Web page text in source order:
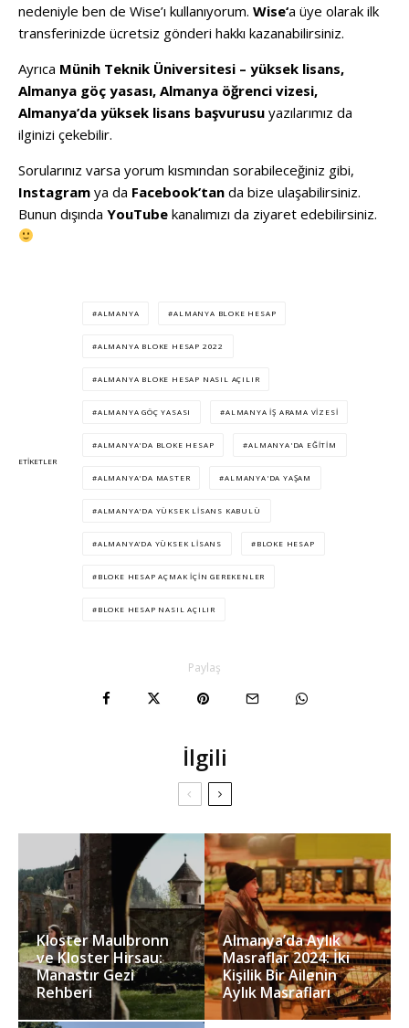
nedeniyle ben de Wise’ı kullanıyorum. Wise‘a üye olarak ilk
transferinizde ücretsiz gönderi hakkı kazanabilirsiniz.
Ayrıca Münih Teknik Üniversitesi – yüksek lisans,
Almanya göç yasası, Almanya öğrenci vizesi,
Almanya’da yüksek lisans başvurusu yazılarımız da
ilginizi çekebilir.
Sorularınız varsa yorum kısmından sorabileceğiniz gibi,
Instagram ya da Facebook’tan da bize ulaşabilirsiniz.
Bunun dışında YouTube kanalımızı da ziyaret edebilirsiniz.
ETIKETLER
ALMANYA ALMANYA BLOKE HESAP
ALMANYA BLOKE HESAP 2022
ALMANYA BLOKE HESAP NASIL AÇILIR
ALMANYA GÖÇ YASASI ALMANYA IŞ ARAMA VIZESI
ALMANYA'DA BLOKE HESAP ALMANYA'DA EĞITIM
ALMANYA'DA MASTER ALMANYA'DA YAŞAM
ALMANYA'DA YÜKSEK LISANS KABULÜ
ALMANYA’DA YÜKSEK LISANS BLOKE HESAP
BLOKE HESAP AÇMAK IÇIN GEREKENLER
BLOKE HESAP NASIL AÇILIR
Paylaş
İlgili
Kloster Maulbronn
ve Kloster Hirsau:
Manastır Gezi
Rehberi
Almanya’da Aylık
Masraflar 2024: İki
Kişilik Bir Ailenin
Aylık Masrafları